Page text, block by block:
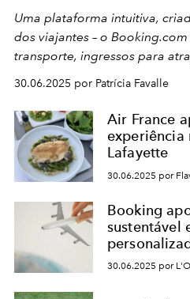
Uma plataforma intuitiva,
dos viajantes – o
transporte, ingressos para
30.06.2025 por Patrícia Favalle
Air France
Lafayette
30.06.2025 por
Booking
sustentável
30.06.2025 por